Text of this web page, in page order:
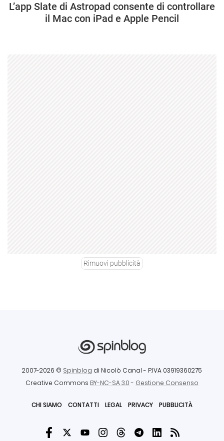
L’app Slate di Astropad consente di controllare
il Mac con iPad e Apple Pencil
Rimuovi pubblicità
2007-2026 © Spinblog di Nicolò Canal - P.IVA 03919360275
Creative Commons BY-NC-SA 3.0- Gestione Consenso
CHI SIAMO CONTATTI LEGAL PRIVACY PUBBLICITÀ